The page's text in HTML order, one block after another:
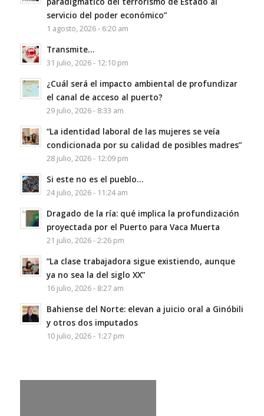
servicio del poder económico”
1 agosto, 2026 - 6:20 am
Transmite…
31 julio, 2026 - 12:10 pm
¿Cuál será el impacto ambiental de profundizar
el canal de acceso al puerto?
29 julio, 2026 - 8:33 am
“La identidad laboral de las mujeres se veía
condicionada por su calidad de posibles madres”
28 julio, 2026 - 12:09 pm
Si este no es el pueblo…
24 julio, 2026 - 11:24 am
Dragado de la ría: qué implica la profundización
proyectada por el Puerto para Vaca Muerta
21 julio, 2026 - 2:26 pm
“La clase trabajadora sigue existiendo, aunque
ya no sea la del siglo XX”
16 julio, 2026 - 8:27 am
Bahiense del Norte: elevan a juicio oral a Ginóbili
y otros dos imputados
10 julio, 2026 - 1:27 pm